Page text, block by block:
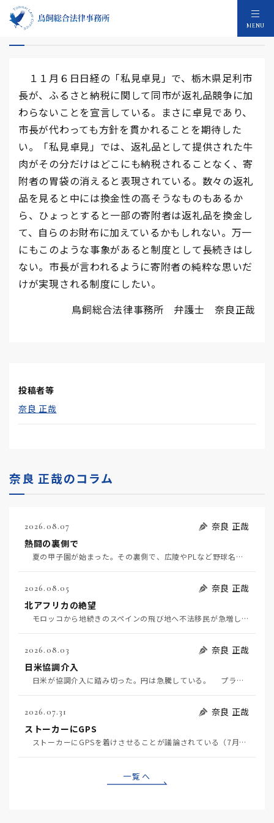
MENU
ふるさと納税返礼品なしの決意
１１月６日日経の「私見卓見」で、栃木県足利市
長が、ふるさと納税に関して同市が返礼品競争に加
わらないことを宣言している。まさに卓見であり、
市長が代わっても方針を貫かれることを期待した
い。「私見卓見」では、返礼品として提供された牛
肉がその分だけはどこにも納税されることなく、寄
附者の胃袋の消えると表現されている。数々の返礼
品を見ると中には換金性の高そうなものもあるか
ら、ひょっとすると一部の寄附者は返礼品を換金し
て、自らのお財布に加えているかもしれない。万一
にもこのような事象があると制度として長続きはし
ない。市長が言われるように寄附者の純粋な思いだ
けが実現される制度にしたい。
鳥飼総合法律事務所 弁護士 奈良正哉
投稿者等
奈良 正哉
奈良 正哉のコラム
2026.08.07
奈良 正哉
熱闘の裏側で
夏の甲子園が始まった。その裏側で、広陵やPLなど野球名門校（だった）の不祥事のその後について、「熱…
2026.08.05
奈良 正哉
北アフリカの絶望
モロッコから地続きのスペインの飛び地へ不法移民が急増していて、当地の大問題となっている。「海を泳い…
2026.08.03
奈良 正哉
日米協調介入
日米が協調介入に踏み切った。円は急騰している。 プラザ合意以降、協調介入は為替相場の転機になって…
2026.07.31
奈良 正哉
ストーカーにGPS
ストーカーにGPSを着けさせることが議論されている（7月29日日経）。反対派は「ストーカーにも人権…
一覧へ